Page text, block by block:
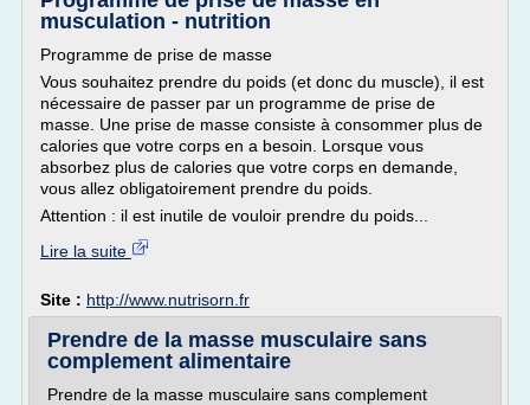
musculation - nutrition
Programme de prise de masse
Vous souhaitez prendre du poids (et donc du muscle), il est
nécessaire de passer par un programme de prise de
masse. Une prise de masse consiste à consommer plus de
calories que votre corps en a besoin. Lorsque vous
absorbez plus de calories que votre corps en demande,
vous allez obligatoirement prendre du poids.
Attention : il est inutile de vouloir prendre du poids...
Lire la suite
Site : http://www.nutrisorn.fr
Prendre de la masse musculaire sans
complement alimentaire
Prendre de la masse musculaire sans complement